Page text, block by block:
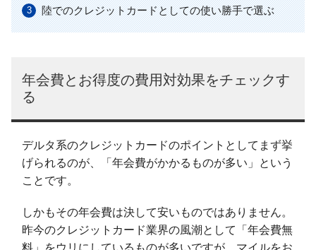
陸でのクレジットカードとしての使い勝手で選ぶ
年会費とお得度の費用対効果をチェックす
る
デルタ系のクレジットカードのポイントとしてまず挙
げられるのが、「年会費がかかるものが多い」という
ことです。
しかもその年会費は決して安いものではありません。
昨今のクレジットカード業界の風潮として「年会費無
料」をウリにしているものが多いですが、マイルをお